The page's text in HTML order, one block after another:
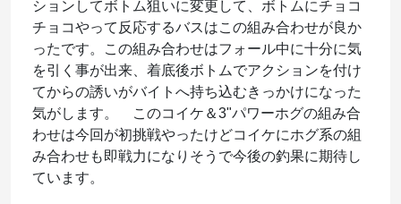
ションしてボトム狙いに変更して、ボトムにチョコ
チョコやって反応するバスはこの組み合わせが良か
ったです。この組み合わせはフォール中に十分に気
を引く事が出来、着底後ボトムでアクションを付け
てからの誘いがバイトへ持ち込むきっかけになった
気がします。 このコイケ＆3"パワーホグの組み合
わせは今回が初挑戦やったけどコイケにホグ系の組
み合わせも即戦力になりそうで今後の釣果に期待し
ています。